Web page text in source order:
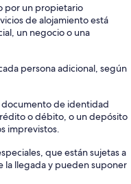
por un propietario
de alojamiento está
un negocio o una
persona adicional, según
de identidad
o débito, o un depósito
imprevistos.
que están sujetas a
llegada y pueden suponer